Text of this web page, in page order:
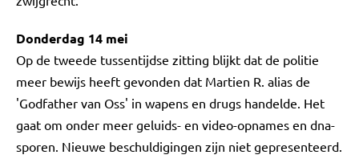
Donderdag 14 mei
Op de tweede tussentijdse zitting blijkt dat de politie
meer bewijs heeft gevonden dat Martien R. alias de
'Godfather van Oss' in wapens en drugs handelde. Het
gaat om onder meer geluids- en video-opnames en dna-
sporen. Nieuwe beschuldigingen zijn niet gepresenteerd.